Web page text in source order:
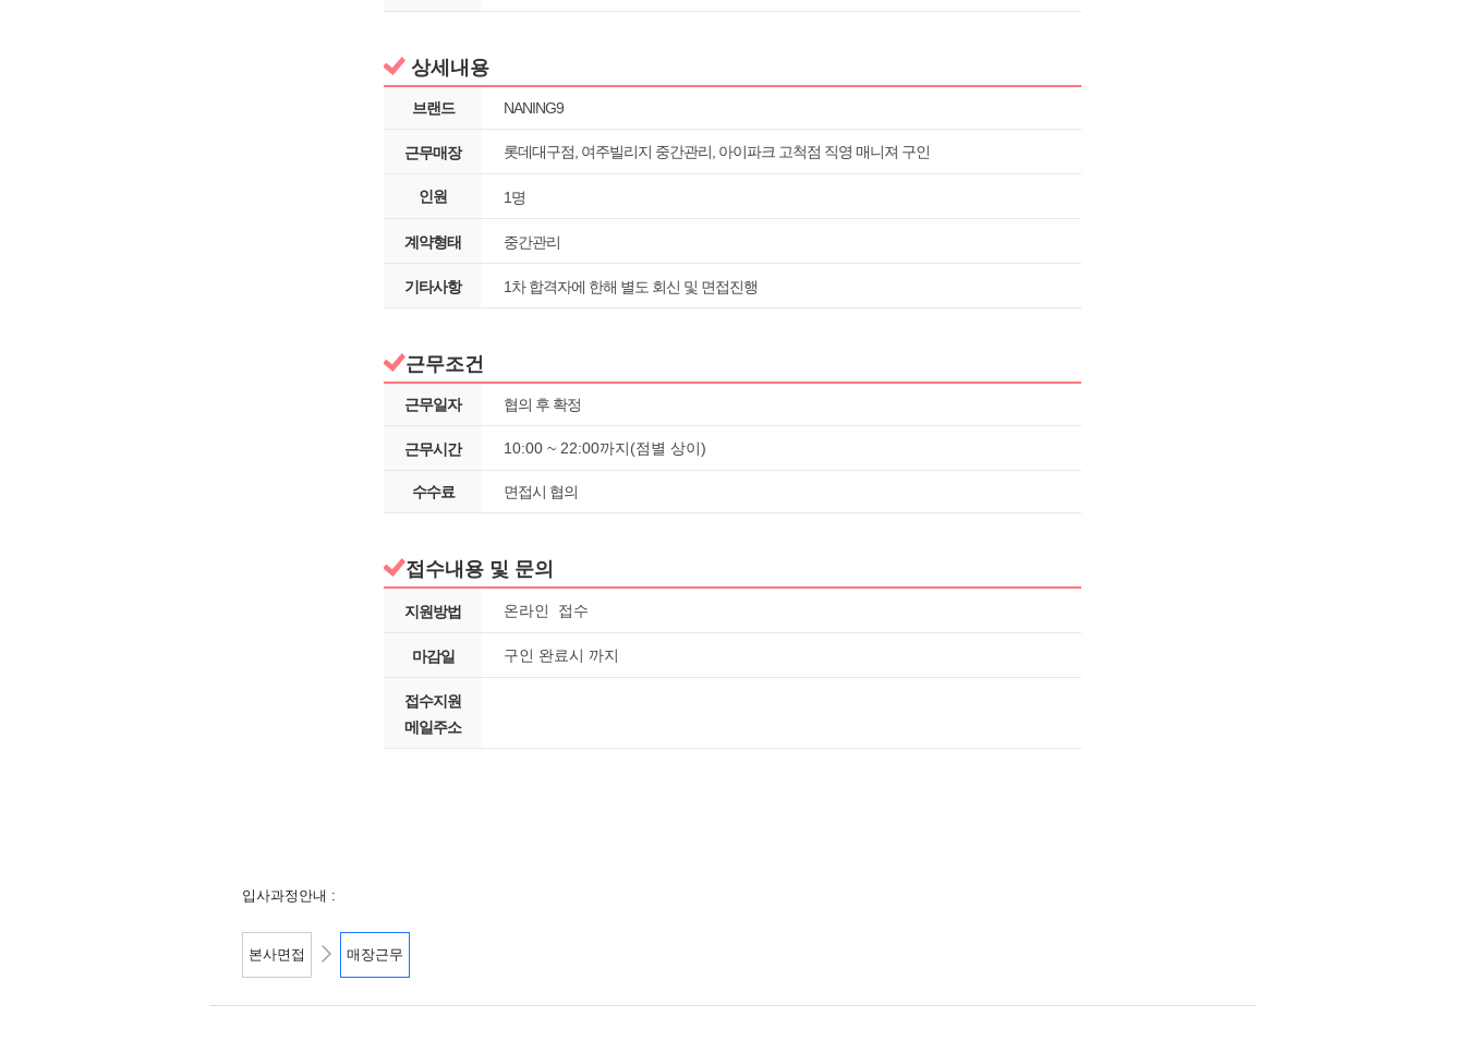
상세내용
브랜드 NANING9
근무매장 롯데대구점, 여주빌리지 중간관리, 아이파크 고척점 직영 매니져 구인
인원 1명
계약형태 중간관리
기타사항 1차 합격자에 한해 별도 회신 및 면접진행
근무조건
근무일자 협의 후 확정
근무시간 10:00 ~ 22:00까지(점별 상이)
수수료 면접시 협의
접수내용 및 문의
지원방법 온라인 접수
마감일 구인 완료시 까지
접수지원
메일주소
입사과정안내 :
본사면접 매장근무